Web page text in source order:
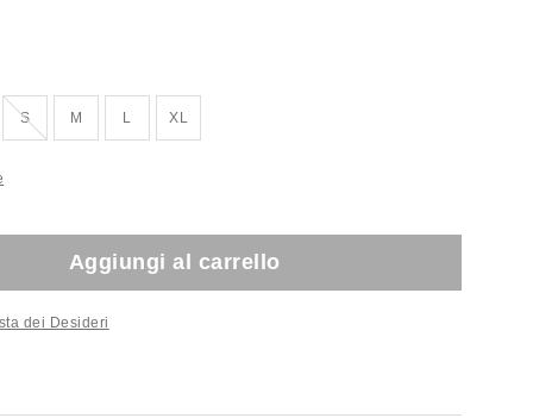
SEsaurito!
M L XL
Aggiungi al carrello
dei Desideri